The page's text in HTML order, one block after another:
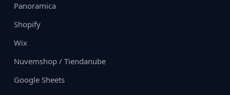
Panoramica
Shopify
Wix
Nuvemshop / Tiendanube
Google Sheets